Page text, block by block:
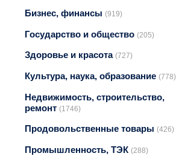
Бизнес, финансы (919)
Государство и общество (205)
Здоровье и красота (727)
Культура, наука, образование (778)
Недвижимость, строительство,
ремонт (1746)
Продовольственные товары (426)
Промышленность, ТЭК (288)